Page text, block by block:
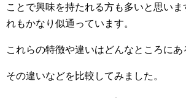
ことで興味を持たれる方も多いと思い
れもかなり似通っています。
これらの特徴や違いはどんなところにあ
その違いなどを比較してみました。